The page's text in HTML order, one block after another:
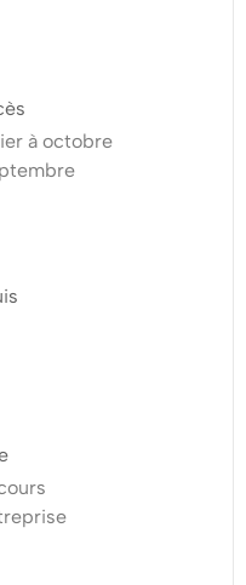
à octobre